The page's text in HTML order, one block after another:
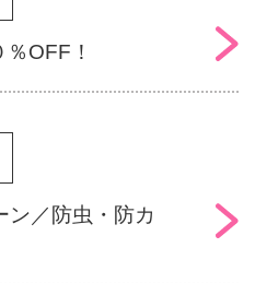
OFF！
ン／防虫・防カ